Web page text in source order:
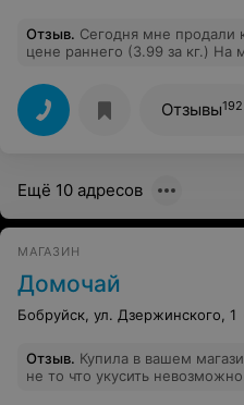
Отзыв. Сегодня мне продали картофель (1.49 за кг.) по
цене раннего (3.99 за кг.) На
что не обязаны следить за
Отзывы192
Ещё 10 адресов
МАГАЗИН
Домочай
Бобруйск, ул. Дзержинского, 1
Отзыв. Купила в вашем
не то что укусить